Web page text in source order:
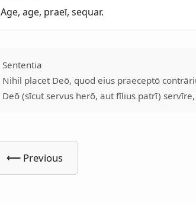
Age, age, praeī, sequar.
Sententia
Nihil placet Deō, quod eius praeceptō
Deō (sīcut servus herō, aut fīlius patrī)
⟵ Previous